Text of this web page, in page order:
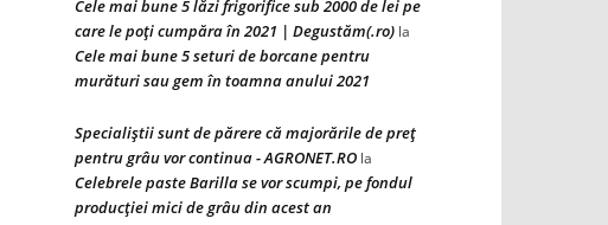
Cele mai bune 5 lăzi frigorifice sub 2000 de lei pe
care le poți cumpăra în 2021 | Degustăm(.ro) la
Cele mai bune 5 seturi de borcane pentru
murături sau gem în toamna anului 2021
Specialiștii sunt de părere că majorările de preț
pentru grâu vor continua - AGRONET.RO la
Celebrele paste Barilla se vor scumpi, pe fondul
producției mici de grâu din acest an